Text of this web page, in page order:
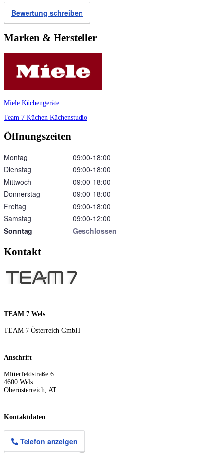
Bewertung schreiben
Marken & Hersteller
Miele Küchengeräte
Team 7 Küchen Küchenstudio
Öffnungszeiten
Montag
09:00‑18:00
Dienstag
09:00‑18:00
Mittwoch
09:00‑18:00
Donnerstag
09:00‑18:00
Freitag
09:00‑18:00
Samstag
09:00‑12:00
Sonntag
Geschlossen
Kontakt
TEAM 7 Wels
TEAM 7 Österreich GmbH
Anschrift
Mitterfeldstraße 6
4600 Wels
Oberösterreich, AT
Kontaktdaten
Telefon anzeigen